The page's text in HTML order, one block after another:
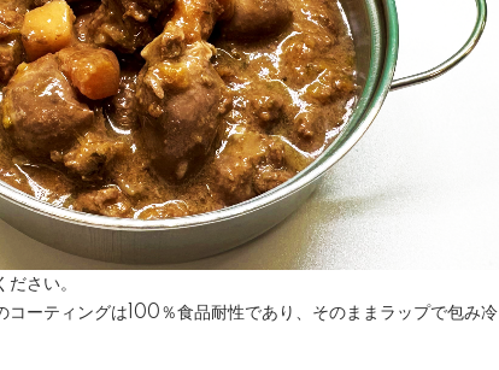
さい。
ーティングは100％食品耐性であり、そのままラップで包み冷